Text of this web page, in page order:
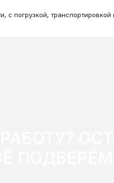
с погрузкой, транспортировкой